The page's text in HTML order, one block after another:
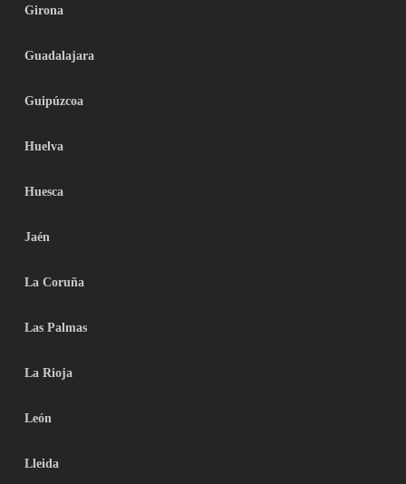
Girona
Guadalajara
Guipúzcoa
Huelva
Huesca
Jaén
La Coruña
Las Palmas
La Rioja
León
Lleida